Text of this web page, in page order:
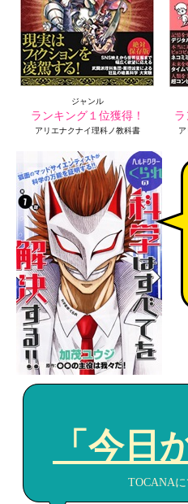
ラ
ジャンル
ランキング１位獲得！
アリエナクナイ理科ノ教科書
「今日
TOCANA